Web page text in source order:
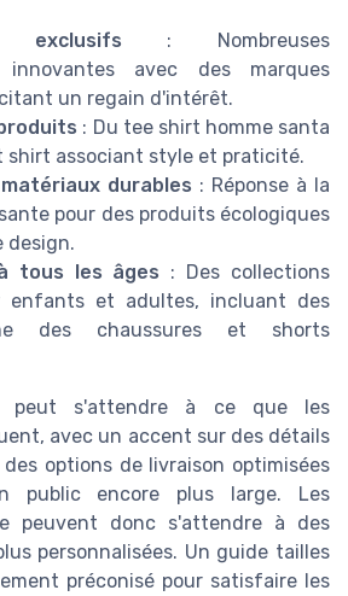
exclusifs : Nombreuses
innovantes avec des marques
un regain d'intérêt.
: Du tee shirt homme santa
shirt associant style et praticité.
durables : Réponse à la
pour des produits écologiques
design.
tous les âges : Des collections
enfants et adultes, incluant des
des chaussures et shorts
peut s'attendre à ce que les
avec un accent sur des détails
options de livraison optimisées
public encore plus large. Les
peuvent donc s'attendre à des
personnalisées. Un guide tailles
préconisé pour satisfaire les